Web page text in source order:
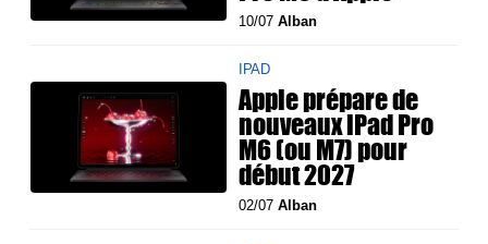
10/07Alban
IPAD
Apple prépare de
nouveaux iPad Pro
M6 (ou M7) pour
début 2027
02/07Alban